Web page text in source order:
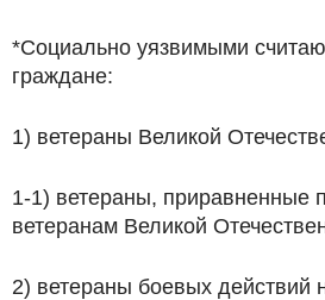
*Социально уязвимыми
граждане:
1) ветераны Великой
1-1) ветераны, приравненные
ветеранам Великой
2) ветераны боевых действий